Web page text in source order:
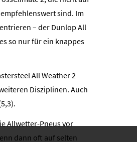
sind. Im
– der Dunlop All
so nur für ein knappes
All Weather 2
Disziplinen. Auch
Allwetter-Pneus vor
dann oft auf selten